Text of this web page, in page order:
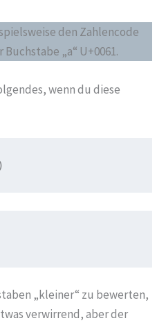
den Zahlencode
„a“ U+0061.
wenn du diese
„kleiner“ zu bewerten,
verwirrend, aber der